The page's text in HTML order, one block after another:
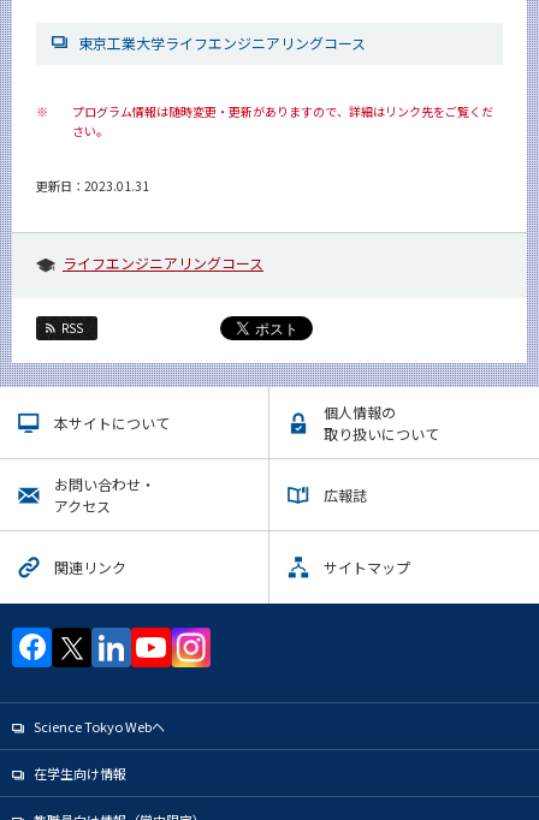
東京工業大学ライフエンジニアリングコース
※
プログラム情報は随時変更・更新がありますので、詳細はリンク先をご覧くだ
さい。
更新日：2023.01.31
ライフエンジニアリングコース
RSS
本サイトについて
個人情報の
取り扱いについて
お問い合わせ・
アクセス
広報誌
関連リンク サイトマップ
Science Tokyo Webヘ
在学生向け情報
CLOSE